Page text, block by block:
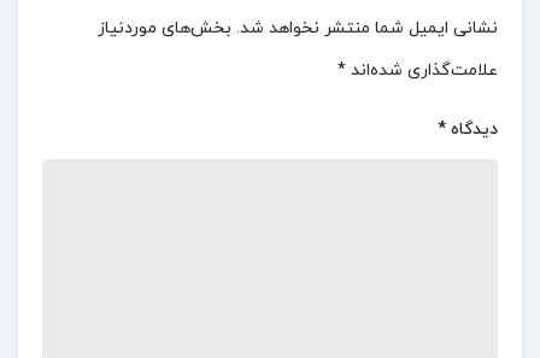
چنین فجایعی پی ببرد.
برای خرید و دانلود کتاب های
بیشتر همراه
نشانی ایمیل شما منتشر نخواهد شد. بخش‌های موردنیاز
علامت‌گذاری شده‌اند *
دیدگاه *